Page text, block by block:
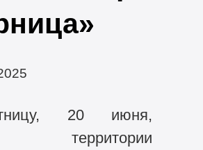
20 июня,